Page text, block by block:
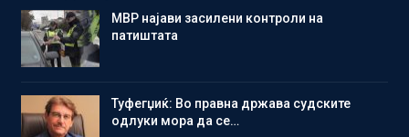
МВР најави засилени контроли на
патиштата
Туфегџиќ: Во правна држава судските
одлуки мора да се…